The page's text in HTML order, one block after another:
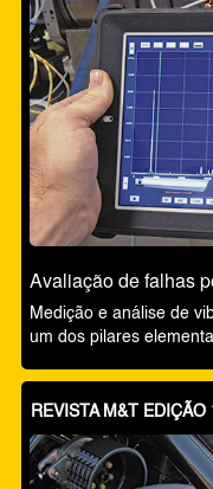
Avaliação de falhas
Medição e análise de
um dos pilares
REVISTA M&T